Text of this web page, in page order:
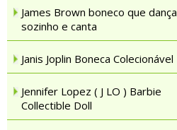
James Brown boneco que dança
sozinho e canta
Janis Joplin Boneca Colecionável
Jennifer Lopez ( J LO ) Barbie
Collectible Doll